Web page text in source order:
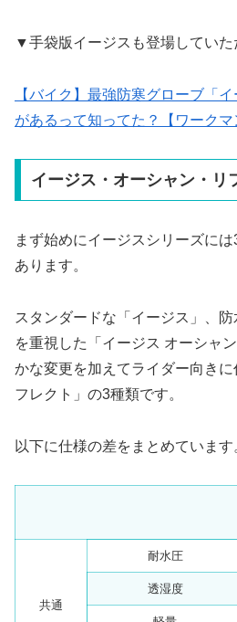
▼手袋版イージスも登場していた
【バイク】最強防寒グローブ「
があるって知ってた？【ワークマ
イージス・オーシャン・リ
まず始めにイージスシリーズに
あります。
スタンダードな「イージス」、
を重視した「イージス オーシャ
かな変更を加えてライダー向きに
フレクト」の3種類です。
以下に仕様の差をまとめています
共通
耐水圧
透湿度